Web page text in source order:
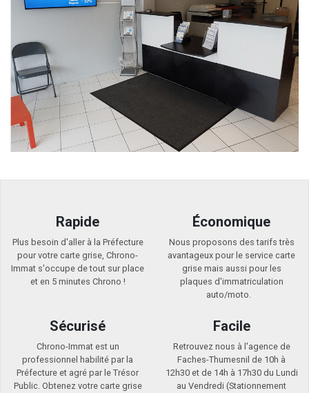
Rapide
Plus besoin d'aller à la Préfecture
pour votre carte grise, Chrono-
Immat s'occupe de tout sur place
et en 5 minutes Chrono !
Économique
Nous proposons des tarifs très
avantageux pour le service carte
grise mais aussi pour les
plaques d'immatriculation
auto/moto.
Sécurisé
Chrono-Immat est un
professionnel habilité par la
Préfecture et agré par le Trésor
Public. Obtenez votre carte grise
Facile
Retrouvez nous à l'agence de
Faches-Thumesnil de 10h à
12h30 et de 14h à 17h30 du Lundi
au Vendredi (Stationnement